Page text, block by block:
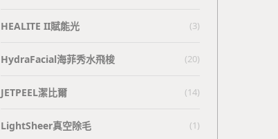
HEALITE II賦能光 (3)
HydraFacial海菲秀水飛梭 (20)
JETPEEL潔比爾 (14)
LightSheer真空除毛 (1)